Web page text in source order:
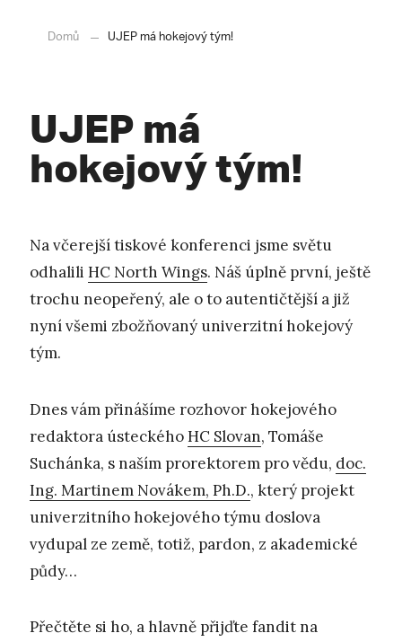
Domů UJEP má hokejový tým!
UJEP má
hokejový tým!
Na včerejší tiskové konferenci jsme světu
odhalili HC North Wings. Náš úplně první, ještě
trochu neopeřený, ale o to autentičtější a již
nyní všemi zbožňovaný univerzitní hokejový
tým.
Dnes vám přinášíme rozhovor hokejového
redaktora ústeckéhoHC Slovan, Tomáše
Suchánka, s naším prorektorem pro vědu, doc.
Ing. Martinem Novákem, Ph.D., který projekt
univerzitního hokejového týmu doslova
vydupal ze země, totiž, pardon, z akademické
půdy…
Přečtěte si ho, a hlavně přijďte fandit na